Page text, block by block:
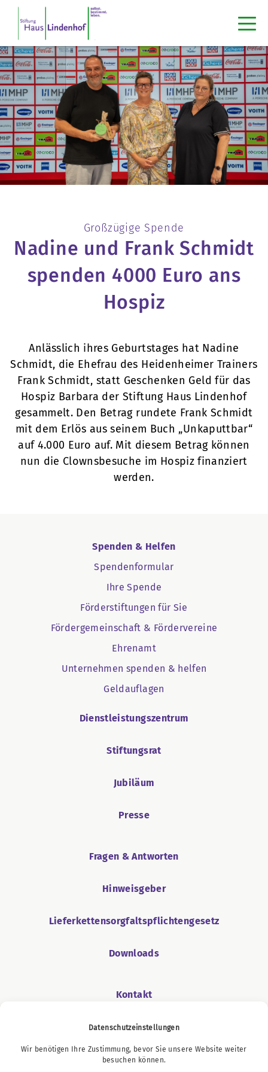
Datenschutzeinstellungen
Wir benötigen Ihre Zustimmung, bevor Sie unsere Website weiter
besuchen können.
Großzügige Spende
Nadine und Frank Schmidt
spenden 4000 Euro ans
Hospiz
Anlässlich ihres Geburtstages hat Nadine
Schmidt, die Ehefrau des Heidenheimer Trainers
Frank Schmidt, statt Geschenken Geld für das
Hospiz Barbara der Stiftung Haus Lindenhof
gesammelt. Den Betrag rundete Frank Schmidt
mit dem Erlös aus seinem Buch „Unkaputtbar“
auf 4.000 Euro auf. Mit diesem Betrag können
nun die Clownsbesuche im Hospiz finanziert
werden.
Spenden & Helfen
Spendenformular
Ihre Spende
Förderstiftungen für Sie
Fördergemeinschaft & Fördervereine
Ehrenamt
Unternehmen spenden & helfen
Geldauflagen
Dienstleistungszentrum
Stiftungsrat
Jubiläum
Presse
Fragen & Antworten
Hinweisgeber
Lieferkettensorgfaltspflichtengesetz
Downloads
Kontakt
Podcast